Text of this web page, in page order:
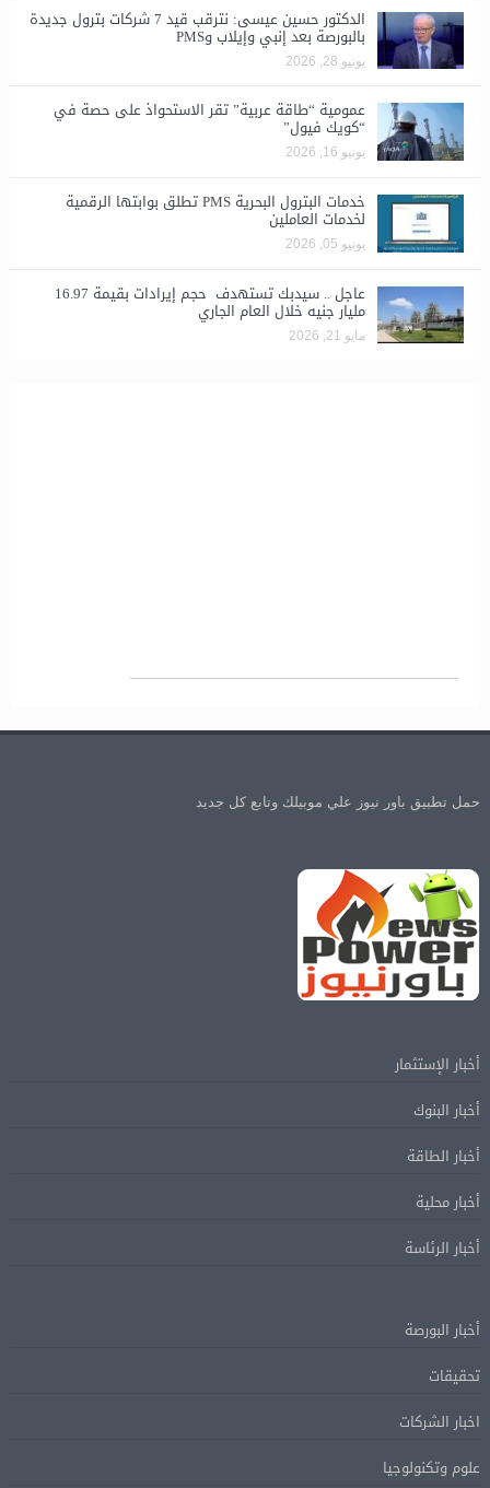
الدكتور حسين عيسى: نترقب قيد 7 شركات بترول جديدة
بالبورصة بعد إنبي وإيلاب وPMS
يونيو 28, 2026
​عمومية “طاقة عربية” تقر الاستحواذ على حصة في
“كويك فيول”
يونيو 16, 2026
خدمات البترول البحرية PMS تطلق بوابتها الرقمية
لخدمات العاملين
يونيو 05, 2026
عاجل .. سيدبك تستهدف حجم إيرادات بقيمة 16.97
مليار جنيه خلال العام الجاري
مايو 21, 2026
حمل تطبيق باور نيوز علي موبيلك وتابع كل جديد
أخبار الإستثمار
أخبار البنوك
أخبار الطاقة
أخبار محلية
أخبار الرئاسة
أخبار البورصة
تحقيقات
اخبار الشركات
علوم وتكنولوجيا